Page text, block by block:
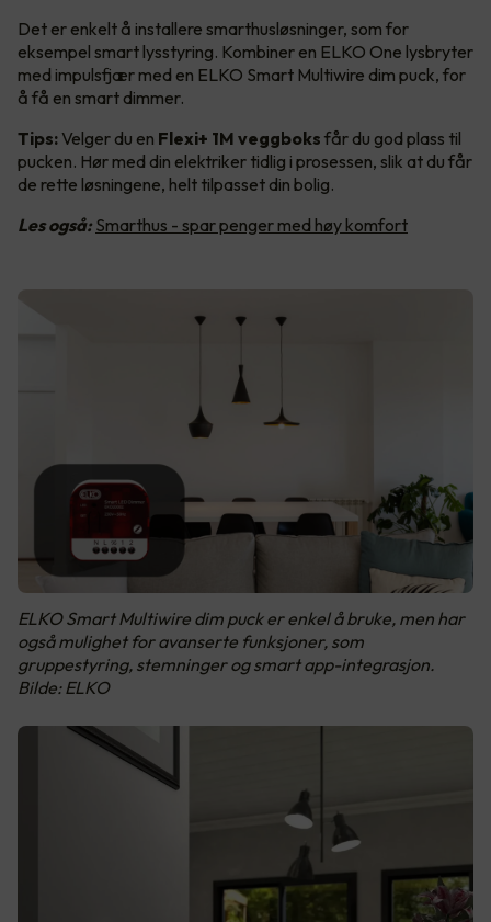
Det er enkelt å installere smarthusløsninger, som for
eksempel smart lysstyring. Kombiner en ELKO One lysbryter
med impulsfjær med en ELKO Smart Multiwire dim puck, for
å få en smart dimmer.
Tips: Velger du en Flexi+ 1M veggboks får du god plass til
pucken. Hør med din elektriker tidlig i prosessen, slik at du får
de rette løsningene, helt tilpasset din bolig.
Les også: Smarthus - spar penger med høy komfort
ELKO Smart Multiwire dim puck er enkel å bruke, men har
også mulighet for avanserte funksjoner, som
gruppestyring, stemninger og smart app-integrasjon.
Bilde: ELKO